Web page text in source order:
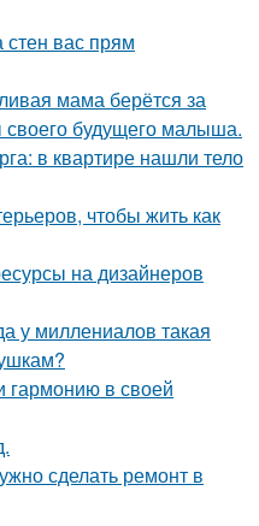
стен вас прям
мама берётся за
будущего малыша.
в квартире нашли тело
чтобы жить как
на дизайнеров
у миллениалов такая
гармонию в своей
сделать ремонт в